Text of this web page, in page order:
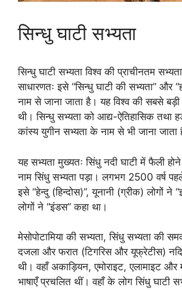
सिन्धु घाटी सभ्यता
सिन्धु घाटी सभ्यता विश्व की प्राचीनतम
साधारणतः इसे “सिन्धु घाटी की सभ्यता” और
नाम से जाना जाता है। यह विश्व की सबसे
थी। सिन्धु सभ्यता को आद्य-ऐतिहासिक तथा
कांस्य युगीन सभ्यता के नाम से भी जाना जाता
यह सभ्यता मुख्यतः सिंधु नदी घाटी में फैली
नाम सिंधु सभ्यता पड़ा। लगभग 2500 वर्ष
इसे “हेन्दु (हिन्दोस)”, यूनानी (ग्रीक) लोगों ने
लोगों ने “इंडस” कहा था।
मेसोपोटामिया की सभ्यता, सिंधु सभ्यता की
दजला और फरात (टिगरिस और यूफ्रेटीस)
थी। वहाँ अकाड़ियन, एमोराइट, एलामाइट और
भाषाएँ प्रचलित थीं। वहाँ के लोग सिंधु घाटी